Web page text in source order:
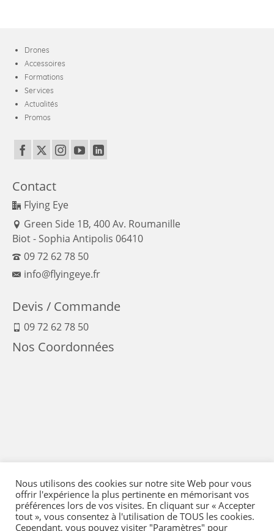
Drones
Accessoires
Formations
Services
Actualités
Promos
Contact
Flying Eye
Green Side 1B, 400 Av. Roumanille
Biot - Sophia Antipolis 06410
09 72 62 78 50
info@flyingeye.fr
Devis / Commande
09 72 62 78 50
Nos Coordonnées
Nous utilisons des cookies sur notre site Web pour vous
offrir l'expérience la plus pertinente en mémorisant vos
préférences lors de vos visites. En cliquant sur « Accepter
tout », vous consentez à l'utilisation de TOUS les cookies.
Cependant, vous pouvez visiter "Paramètres" pour